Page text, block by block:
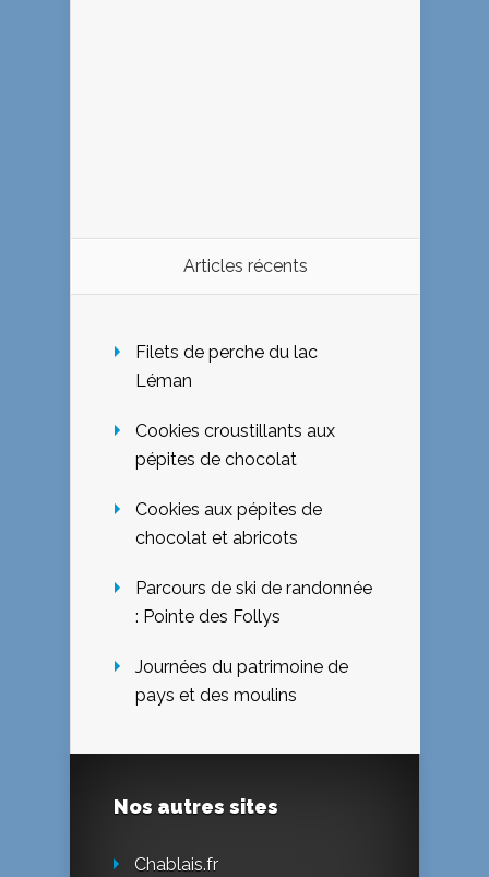
Articles récents
Filets de perche du lac
Léman
Cookies croustillants aux
pépites de chocolat
Cookies aux pépites de
chocolat et abricots
Parcours de ski de randonnée
: Pointe des Follys
Journées du patrimoine de
pays et des moulins
Nos autres sites
Chablais.fr